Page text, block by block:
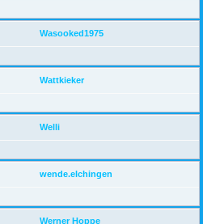
Wasooked1975
Wattkieker
Welli
wende.elchingen
Werner Hoppe